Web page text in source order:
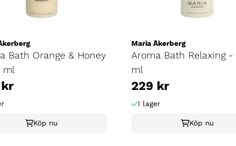
Bath Orange & Honey
ml
Köp nu
Maria Åkerberg
Aroma Bath Relaxing -
ml
229 kr
I lager
Köp nu